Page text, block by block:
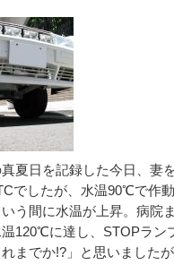
夏日を記録した今日、妻
でしたが、水温90℃で作
う間に水温が上昇。病院
120℃に達し、STOPラン
までか!?」と思いました